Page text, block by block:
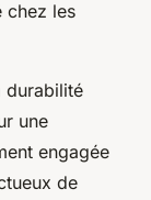
chez les
durabilité
une
engagée
de